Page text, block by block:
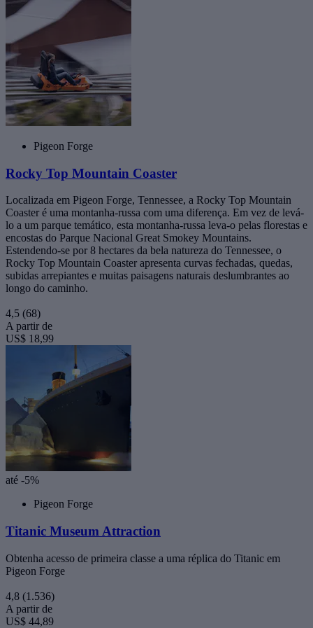
Pigeon Forge
Rocky Top Mountain Coaster
Localizada em Pigeon Forge, Tennessee, a Rocky Top Mountain
Coaster é uma montanha-russa com uma diferença. Em vez de levá-
lo a um parque temático, esta montanha-russa leva-o pelas florestas e
encostas do Parque Nacional Great Smokey Mountains.
Estendendo-se por 8 hectares da bela natureza do Tennessee, o
Rocky Top Mountain Coaster apresenta curvas fechadas, quedas,
subidas arrepiantes e muitas paisagens naturais deslumbrantes ao
longo do caminho.
4,5 (68)
A partir de
US$ 18,99
até -5%
Pigeon Forge
Titanic Museum Attraction
Obtenha acesso de primeira classe a uma réplica do Titanic em
Pigeon Forge
4,8 (1.536)
A partir de
US$ 44,89